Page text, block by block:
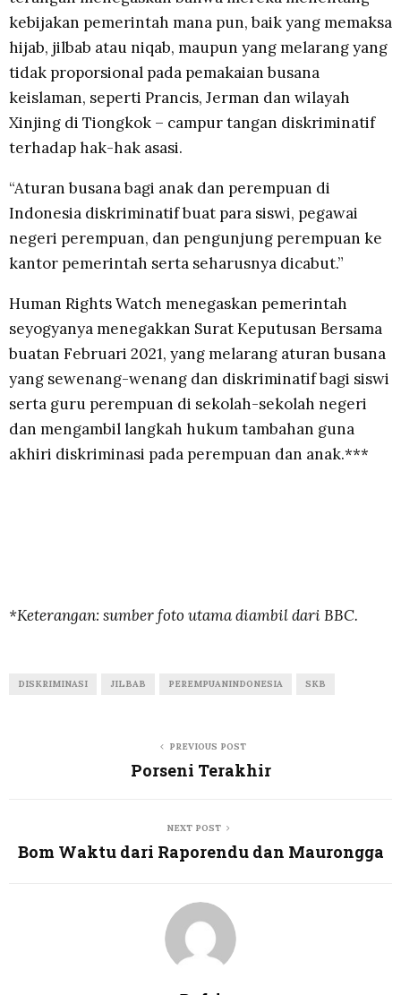
kebijakan pemerintah mana pun, baik yang memaksa
hijab, jilbab atau niqab, maupun yang melarang yang
tidak proporsional pada pemakaian busana
keislaman, seperti Prancis, Jerman dan wilayah
Xinjing di Tiongkok – campur tangan diskriminatif
terhadap hak-hak asasi.
“Aturan busana bagi anak dan perempuan di
Indonesia diskriminatif buat para siswi, pegawai
negeri perempuan, dan pengunjung perempuan ke
kantor pemerintah serta seharusnya dicabut.”
Human Rights Watch menegaskan pemerintah
seyogyanya menegakkan Surat Keputusan Bersama
buatan Februari 2021, yang melarang aturan busana
yang sewenang-wenang dan diskriminatif bagi siswi
serta guru perempuan di sekolah-sekolah negeri
dan mengambil langkah hukum tambahan guna
akhiri diskriminasi pada perempuan dan anak.***
*Keterangan: sumber foto utama diambil dari BBC.
DISKRIMINASI JILBAB PEREMPUANINDONESIA SKB
PREVIOUS POST
Porseni Terakhir
NEXT POST
Bom Waktu dari Raporendu dan Maurongga